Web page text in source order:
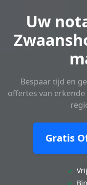
Uw
Bespaar tijd en
offertes van
Gratis
✓
✓